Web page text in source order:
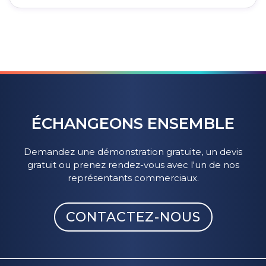
calculs exactsde l'EP. Il suffit à l'utilisateur de
ÉCHANGEONS ENSEMBLE
Demandez une démonstration gratuite, un devis
gratuit ou prenez rendez-vous avec l'un de nos
représentants commerciaux.
CONTACTEZ-NOUS